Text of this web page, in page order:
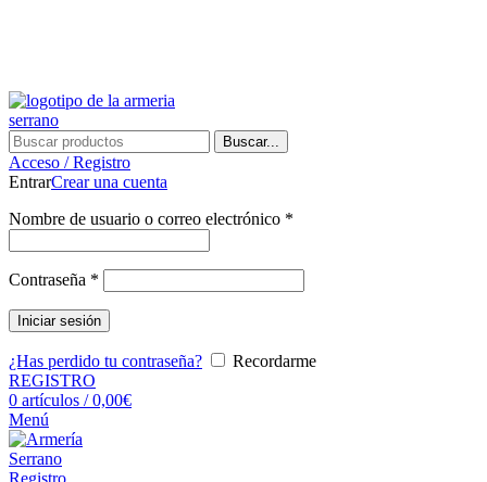
Buscar...
Acceso / Registro
EntrarCrear una cuenta
Nombre de usuario o correo electrónico *
Contraseña *
Iniciar sesión
¿Has perdido tu contraseña?
Recordarme
REGISTRO
0 artículos / 0,00€
Menú
Registro